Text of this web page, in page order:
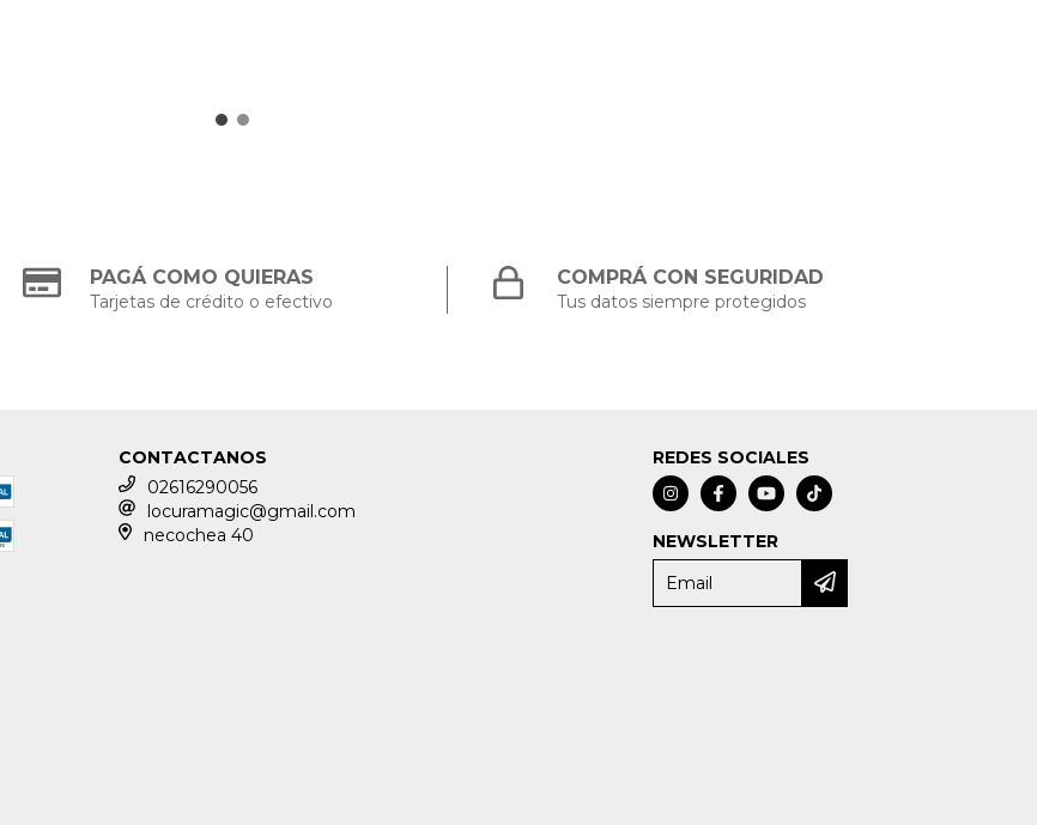
PAGÁ COMO QUIERAS
Tarjetas de crédito o efectivo
COMPRÁ CON SEGURIDAD
Tus datos siempre protegidos
CONTACTANOS
02616290056
locuramagic@gmail.com
necochea 40
REDES SOCIALES
NEWSLETTER